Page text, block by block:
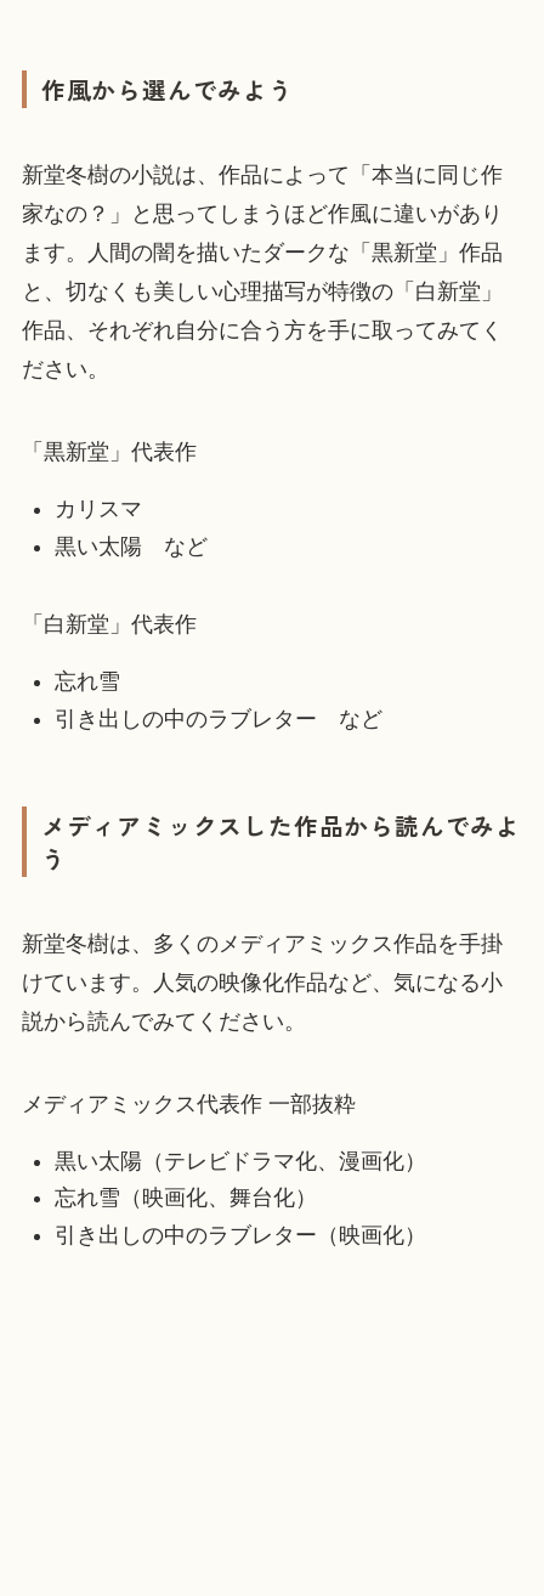
作風から選んでみよう
新堂冬樹の小説は、作品によって「本当に同じ作
家なの？」と思ってしまうほど作風に違いがあり
ます。人間の闇を描いたダークな「黒新堂」作品
と、切なくも美しい心理描写が特徴の「白新堂」
作品、それぞれ自分に合う方を手に取ってみてく
ださい。
「黒新堂」代表作
カリスマ
黒い太陽 など
「白新堂」代表作
忘れ雪
引き出しの中のラブレター など
メディアミックスした作品から読んでみよ
う
新堂冬樹は、多くのメディアミックス作品を手掛
けています。人気の映像化作品など、気になる小
説から読んでみてください。
メディアミックス代表作 一部抜粋
黒い太陽（テレビドラマ化、漫画化）
忘れ雪（映画化、舞台化）
引き出しの中のラブレター（映画化）